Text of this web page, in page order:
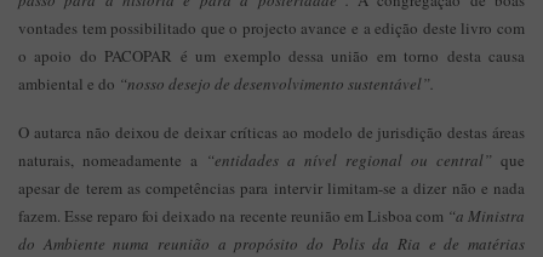
vontades tem possibilitado que o projecto avance e a edição deste livro com
o apoio do PACOPAR é um exemplo dessa união em torno desta causa
ambiental e do “nosso desejo de desenvolvimento sustentável”.
O autarca não deixou de deixar críticas ao modelo de jurisdição destas áreas
naturais, nomeadamente a “entidades a nível regional ou central” que
apesar de terem as competências para intervir limitam-se a dizer não e nada
fazem. Esse reparo foi deixado na recente reunião em Lisboa com “a Ministra
do Ambiente numa reunião a propósito do Polis da Ria e de matérias